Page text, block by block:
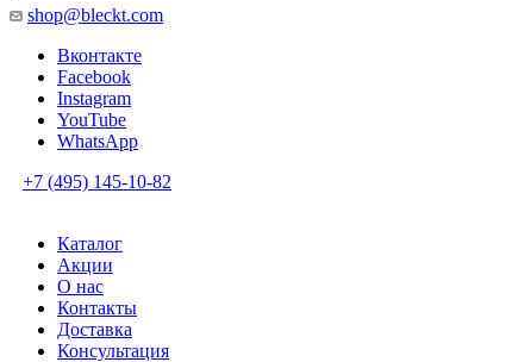
shop@bleckt.com
Вконтакте
Facebook
Instagram
YouTube
WhatsApp
+7 (495) 145-10-82
Каталог
Акции
О нас
Контакты
Доставка
Консультация